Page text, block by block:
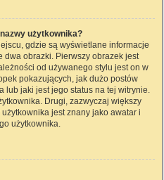
użytkownika?
gdzie są wyświetlane informacje
dwa obrazki. Pierwszy obrazek jest
od używanego stylu jest on w
pokazujących, jak dużo postów
lub jaki jest jego status na tej witrynie.
Drugi, zazwyczaj większy
jest znany jako awatar i
użytkownika.